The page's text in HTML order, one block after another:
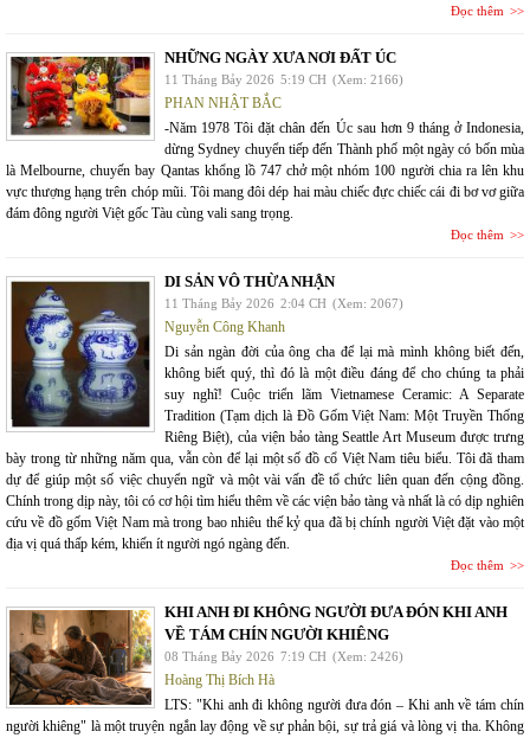
Đọc thêm
NHỮNG NGÀY XƯA NƠI ĐẤT ÚC
11 Tháng Bảy 2026 5:19 CH (Xem: 2166)
PHAN NHẬT BẮC
-Năm 1978 Tôi đặt chân đến Úc sau hơn 9 tháng ở Indonesia,
dừng Sydney chuyển tiếp đến Thành phố một ngày có bốn mùa
là Melbourne, chuyến bay Qantas khổng lồ 747 chở một nhóm 100 người chia ra lên khu
vực thượng hạng trên chóp mũi. Tôi mang đôi dép hai màu chiếc đực chiếc cái đi bơ vơ giữa
đám đông người Việt gốc Tàu cùng vali sang trọng.
Đọc thêm
DI SẢN VÔ THỪA NHẬN
11 Tháng Bảy 2026 2:04 CH (Xem: 2067)
Nguyễn Công Khanh
Di sản ngàn đời của ông cha để lại mà mình không biết đến,
không biết quý, thì đó là một điều đáng để cho chúng ta phải
suy nghĩ! Cuộc triển lãm Vietnamese Ceramic: A Separate
Tradition (Tạm dịch là Đồ Gốm Việt Nam: Một Truyền Thống
Riêng Biệt), của viện bảo tàng Seattle Art Museum được trưng
bày trong từ những năm qua, vẫn còn để lại một số đồ cổ Việt Nam tiêu biểu. Tôi đã tham
dự để giúp một số việc chuyển ngữ và một vài vấn đề tổ chức liên quan đến cộng đồng.
Chính trong dịp này, tôi có cơ hội tìm hiểu thêm về các viện bảo tàng và nhất là có dịp nghiên
cứu về đồ gốm Việt Nam mà trong bao nhiêu thế kỷ qua đã bị chính người Việt đặt vào một
địa vị quá thấp kém, khiến ít người ngó ngàng đến.
Đọc thêm
KHI ANH ĐI KHÔNG NGƯỜI ĐƯA ĐÓN KHI ANH
VỀ TÁM CHÍN NGƯỜI KHIÊNG
08 Tháng Bảy 2026 7:19 CH (Xem: 2426)
Hoàng Thị Bích Hà
LTS: "Khi anh đi không người đưa đón – Khi anh về tám chín
người khiêng" là một truyện ngắn lay động về sự phản bội, sự trả giá và lòng vị tha. Không